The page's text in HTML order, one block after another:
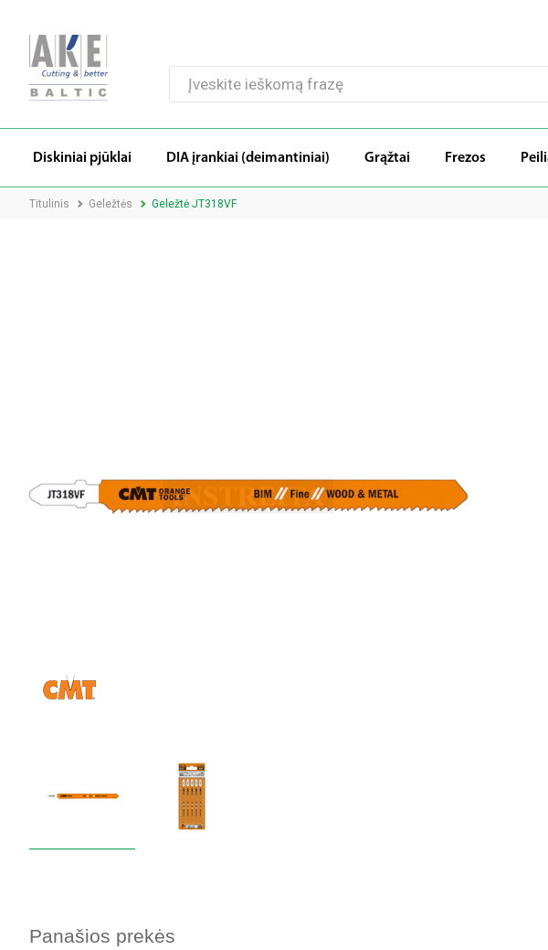
Diskiniai pjūklai DIA įrankiai (deimantiniai) Grąžtai Frezos
Titulinis Geležtės Geležtė JT318VF
Panašios prekės